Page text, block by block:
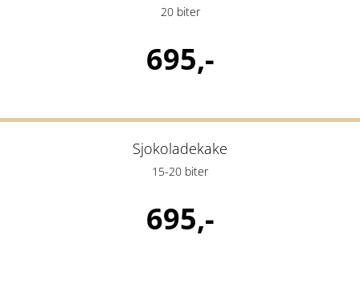
20 biter
695,-
Sjokoladekake
15-20 biter
695,-